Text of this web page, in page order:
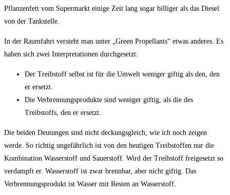
Pflanzenfett vom Supermarkt einige Zeit lang sogar billiger als das Diesel
von der Tankstelle.
In der Raumfahrt versteht man unter „Green Propellants“ etwas anderes. Es
haben sich zwei Interpretationen durchgesetzt:
Der Treibstoff selbst ist für die Umwelt weniger giftig als den, den
er ersetzt.
Die Verbrennungsprodukte sind weniger giftig, als die des
Treibstoffs, den er ersetzt.
Die beiden Deutungen sind nicht deckungsgleich, wie ich noch zeigen
werde. So richtig ungefährlich ist von den heutigen Treibstoffen nur die
Kombination Wasserstoff und Sauerstoff. Wird der Treibstoff freigesetzt so
verdampft er. Wasserstoff ist zwar brennbar, aber nicht giftig. Das
Verbrennungsprodukt ist Wasser mit Resten an Wasserstoff.